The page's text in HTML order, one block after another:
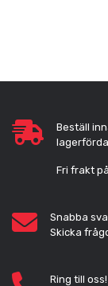
Beställ
Fri frakt
Snabba
Skicka
Ring till